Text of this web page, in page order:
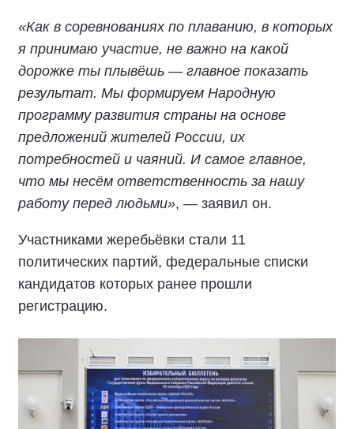
«Как в соревнованиях по плаванию, в которых
я принимаю участие, не важно на какой
дорожке ты плывёшь — главное показать
результат. Мы формируем Народную
программу развития страны на основе
предложений жителей России, их
потребностей и чаяний. И самое главное,
что мы несём ответственность за нашу
работу перед людьми», — заявил он.
Участниками жеребьёвки стали 11
политических партий, федеральные списки
кандидатов которых ранее прошли
регистрацию.